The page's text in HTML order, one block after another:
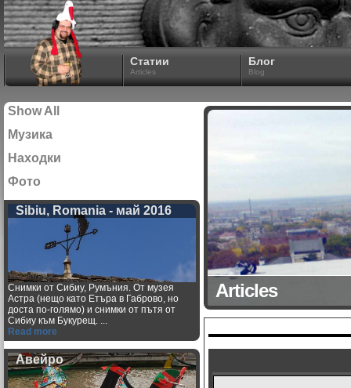
Статии
Articles
Блог
Blog
Show All
Музика
Находки
Фото
Sibiu, Romania - май 2016
Снимки от Сибиу, Румъния. От музея
Астра (нещо като Етъра в Габрово, но
доста по-голямо) и снимки от пътя от
Сибиу към Букурещ. ...
Read more
Авейро
Articles